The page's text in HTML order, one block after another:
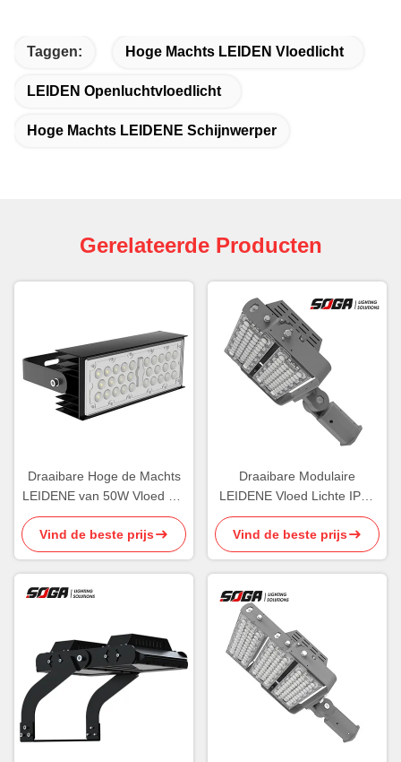
Taggen: Hoge Machts LEIDEN Vloedlicht
LEIDEN Openluchtvloedlicht
Hoge Machts LEIDENE Schijnwerper
Gerelateerde Producten
Draaibare Hoge de Machts
LEIDENE van 50W Vloed het
Lichte Flexibele Sporten
Aansteken
Vind de beste prijs
Draaibare Modulaire
LEIDENE Vloed Lichte IP65
240W Openlucht LEIDENE
Sportenlichten
Vind de beste prijs